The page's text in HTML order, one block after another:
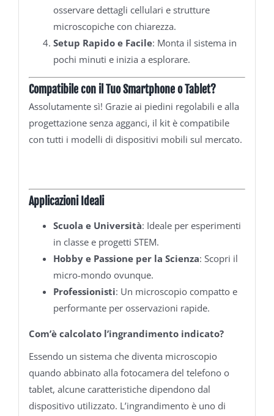
osservare dettagli cellulari e strutture
microscopiche con chiarezza.
Setup Rapido e Facile: Monta il sistema in
pochi minuti e inizia a esplorare.
Compatibile con il Tuo Smartphone o Tablet?
Assolutamente sì! Grazie ai piedini regolabili e alla
progettazione senza agganci, il kit è compatibile
con tutti i modelli di dispositivi mobili sul mercato.
Applicazioni Ideali
Scuola e Università: Ideale per esperimenti
in classe e progetti STEM.
Hobby e Passione per la Scienza: Scopri il
micro-mondo ovunque.
Professionisti: Un microscopio compatto e
performante per osservazioni rapide.
Com’è calcolato l’ingrandimento indicato?
Essendo un sistema che diventa microscopio
quando abbinato alla fotocamera del telefono o
tablet, alcune caratteristiche dipendono dal
dispositivo utilizzato. L’ingrandimento è uno di